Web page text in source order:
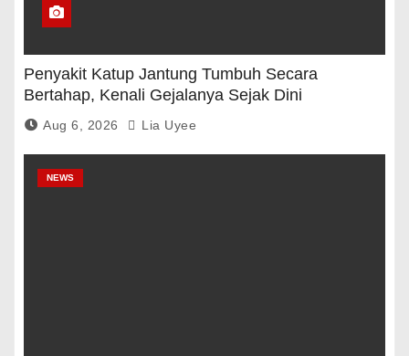
Penyakit Katup Jantung Tumbuh Secara
Bertahap, Kenali Gejalanya Sejak Dini
Aug 6, 2026 Lia Uyee
NEWS